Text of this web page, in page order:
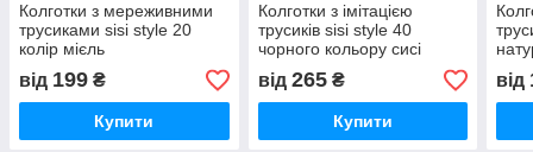
Колготки з мереживними
трусиками sisi style 20
колір мієль
від 199 ₴
Купити
Колготки з імітацією
трусиків sisi style 40
чорного кольору сисі
від 265₴
Купити
від